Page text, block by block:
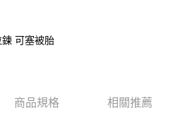
可塞被胎
商品規格 相關推薦